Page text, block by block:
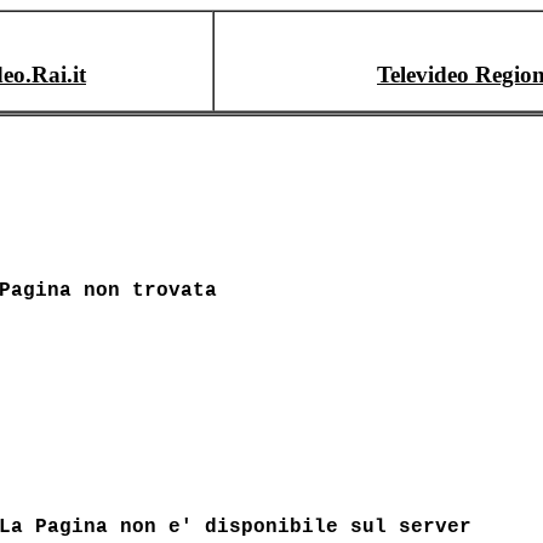
Televideo
Pagina non trovata
La Pagina non e' disponibile sul server